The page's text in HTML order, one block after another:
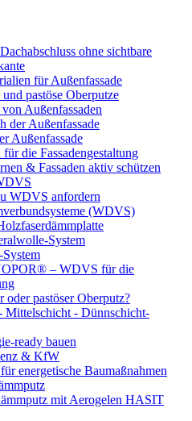
ohne sichtbare
für Außenfassade
pastöse Oberputze
Außenfassaden
der Außenfassade
Außenfassade
die Fassadengestaltung
& Fassaden aktiv schützen
WDVS anfordern
(WDVS)
System
– WDVS für die
oder pastöser Oberputz?
Mittelschicht - Dünnschicht-
ready bauen
& KfW
energetische Baumaßnahmen
mit Aerogelen HASIT